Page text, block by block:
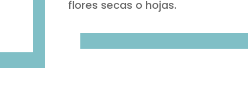
flores secas o hojas.